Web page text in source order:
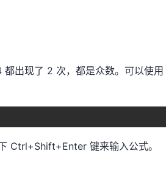
出现了 2 次，都是众数。可以使用
Ctrl+Shift+Enter 键来输入公式。